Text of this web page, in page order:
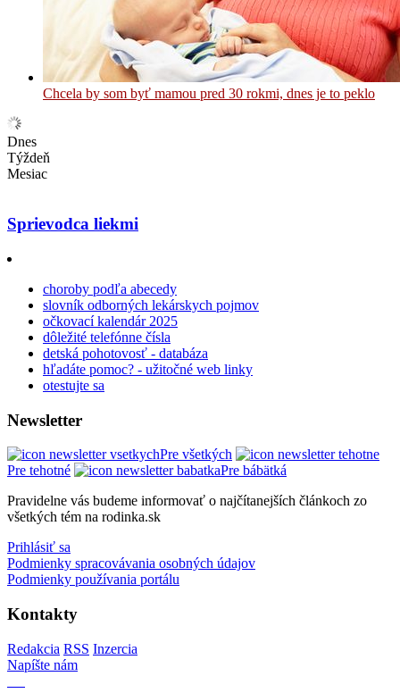
Chcela by som byť mamou pred 30 rokmi, dnes je to peklo
Dnes
Týždeň
Mesiac
Sprievodca liekmi
choroby podľa abecedy
slovník odborných lekárskych pojmov
očkovací kalendár 2025
dôležité telefónne čísla
detská pohotovosť - databáza
hľadáte pomoc? - užitočné web linky
otestujte sa
Newsletter
Pre všetkých
Pre tehotné
Pre bábätká
Pravidelne vás budeme informovať o najčítanejších článkoch zo
všetkých tém na rodinka.sk
Prihlásiť sa
Podmienky spracovávania osobných údajov
Podmienky používania portálu
Kontakty
Redakcia RSS Inzercia
Napíšte nám